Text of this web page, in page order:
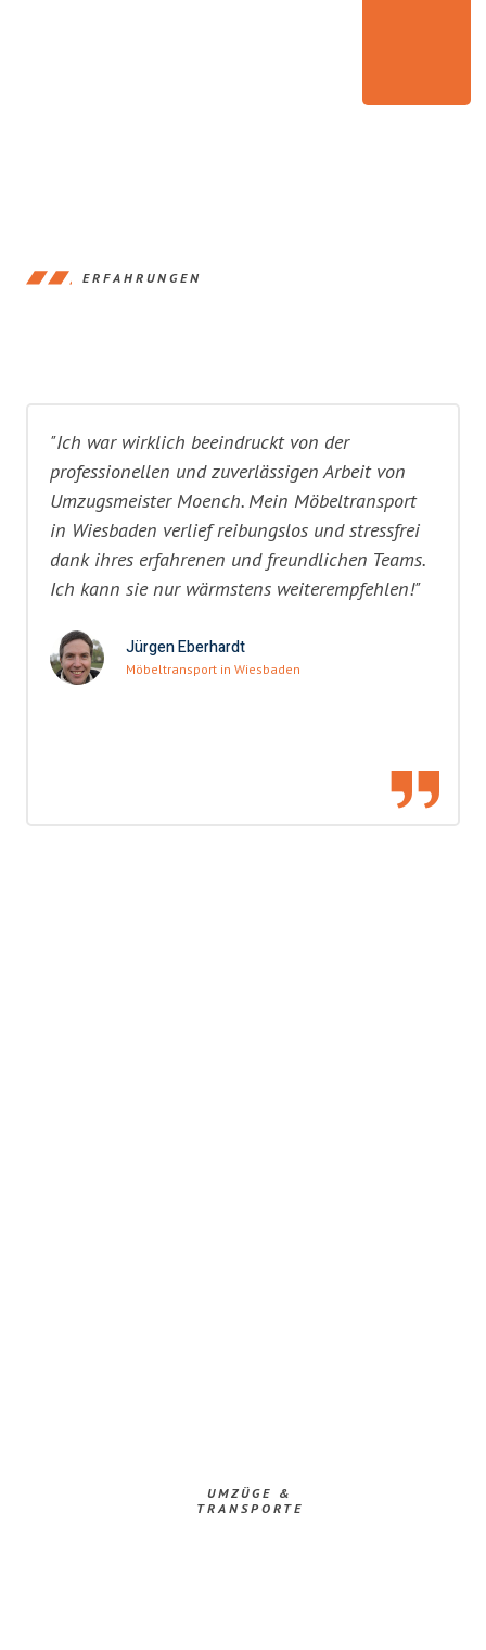
ERFAHRUNGEN
"Ich war wirklich beeindruckt von der
professionellen und zuverlässigen Arbeit von
Umzugsmeister Moench. Mein Möbeltransport
in Wiesbaden verlief reibungslos und stressfrei
dank ihres erfahrenen und freundlichen Teams.
Ich kann sie nur wärmstens weiterempfehlen!"
Jürgen Eberhardt
Möbeltransport in Wiesbaden
UMZÜGE &
TRANSPORTE